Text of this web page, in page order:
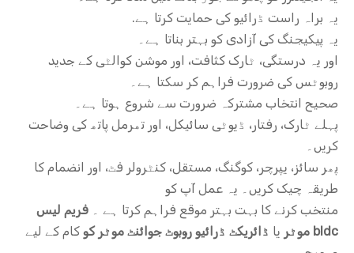
یہ براہ راست ڈرائیو کی حمایت کرتا ہے.
یہ پیکیجنگ کی آزادی کو بہتر بناتا ہے۔
اور یہ درستگی، ٹارک کثافت، اور موشن کوالٹی کے جدید
روبوٹس کی ضرورت فراہم کر سکتا ہے۔
صحیح انتخاب مشترکہ ضرورت سے شروع ہوتا ہے۔
پہلے ٹارک، رفتار، ڈیوٹی سائیکل، اور تھرمل پاتھ کی وضاحت
کریں۔
پھر سائز، یپرچر، کوگنگ، مستقل، کنٹرولر فٹ، اور انضمام کا
طریقہ چیک کریں۔ یہ عمل آپ کو
منتخب کرنے کا بہت بہتر موقع فراہم کرتا ہے ۔ فریم لیس
bldc موٹر
یا ڈائریکٹ ڈرائیو روبوٹ جوائنٹ موٹر کو کام کے لیے